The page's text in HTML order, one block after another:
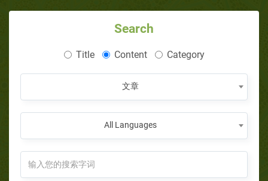
Search
Title Content Category
文章
All Languages